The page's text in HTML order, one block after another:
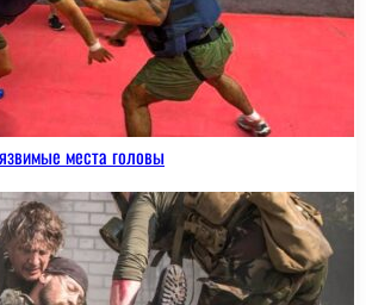
места головы